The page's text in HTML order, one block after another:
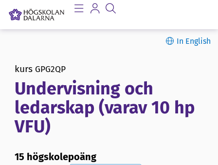
In English
kurs GPG2QP
Undervisning och
ledarskap (varav 10 hp
VFU)
15 högskolepoäng